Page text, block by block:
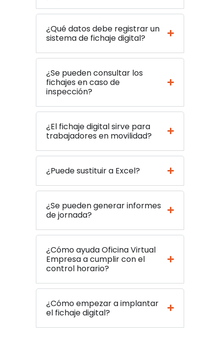
¿Qué datos debe registrar un
sistema de fichaje digital?
¿Se pueden consultar los
fichajes en caso de
inspección?
¿El fichaje digital sirve para
trabajadores en movilidad?
¿Puede sustituir a Excel?
¿Se pueden generar informes
de jornada?
¿Cómo ayuda Oficina Virtual
Empresa a cumplir con el
control horario?
¿Cómo empezar a implantar
el fichaje digital?